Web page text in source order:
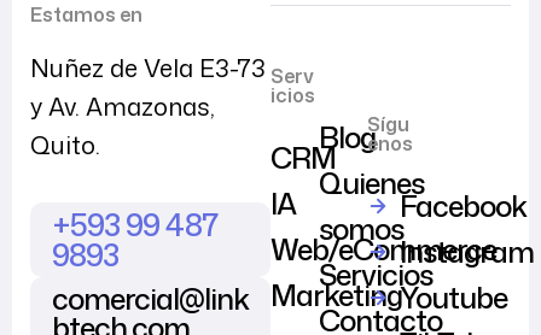
Estamos en
Nuñez de Vela E3-73
y Av. Amazonas,
Quito.
+593 99 487
9893
comercial@link
Serv
icios
CRM
IA
Web/eCommerce
Marketing
Blog
Quienes
somos
Servicios
Contacto
Sígu
enos
Facebook
Instagram
Youtube